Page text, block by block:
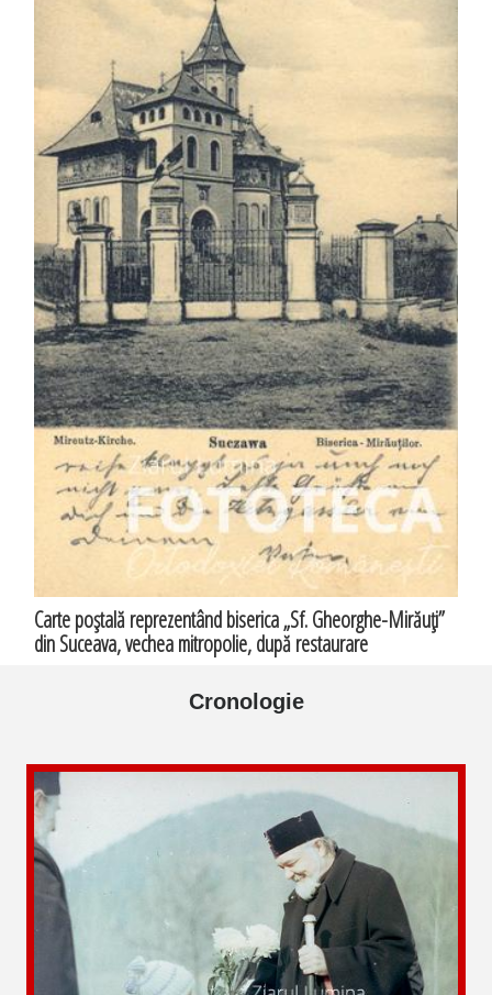
Carte poştală reprezentând biserica „Sf. Gheorghe-Mirăuţi”
din Suceava, vechea mitropolie, după restaurare
Cronologie